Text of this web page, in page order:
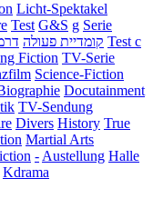
Licht-Spektakel
Test G&S g Serie
קומדיית פעולה Test c
Fiction TV-Serie
Science-Fiction
Docutainment
TV-Sendung
Divers History True
Martial Arts
-Austellung Halle
Kdrama